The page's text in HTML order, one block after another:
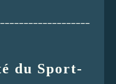
du Sport-